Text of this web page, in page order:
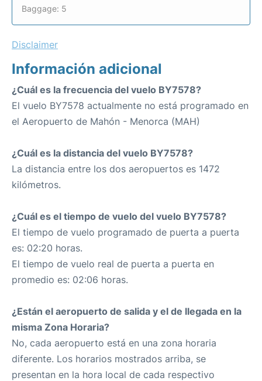
Baggage: 5
Disclaimer
Información adicional
¿Cuál es la frecuencia del vuelo BY7578?
El vuelo BY7578 actualmente no está programado en
el Aeropuerto de Mahón - Menorca (MAH)
¿Cuál es la distancia del vuelo BY7578?
La distancia entre los dos aeropuertos es 1472
kilómetros.
¿Cuál es el tiempo de vuelo del vuelo BY7578?
El tiempo de vuelo programado de puerta a puerta
es: 02:20 horas.
El tiempo de vuelo real de puerta a puerta en
promedio es: 02:06 horas.
¿Están el aeropuerto de salida y el de llegada en la
misma Zona Horaria?
No, cada aeropuerto está en una zona horaria
diferente. Los horarios mostrados arriba, se
presentan en la hora local de cada respectivo